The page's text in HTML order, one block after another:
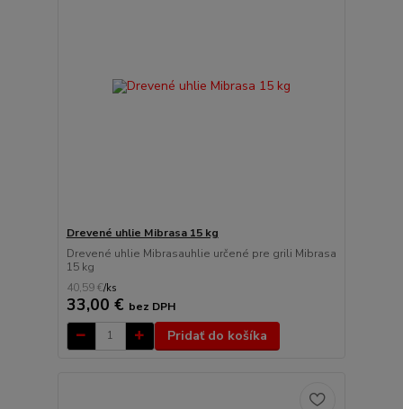
Drevené uhlie Mibrasa 15 kg
Drevené uhlie Mibrasauhlie určené pre grili Mibrasa
15 kg
40,59 €/ks
33,00 € bez DPH
Pridať do košíka